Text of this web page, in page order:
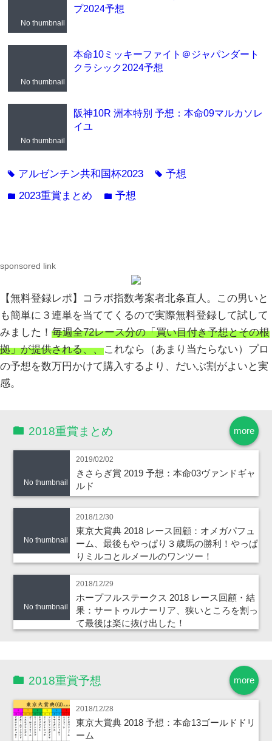
No thumbnail
プ2024予想
No thumbnail
本命10ミッキーファイト＠ジャパンダート
クラシック2024予想
No thumbnail
阪神10R 洲本特別 予想：本命09マルカソレ
イユ
tag アルゼンチン共和国杯2023 tag予想
folder 2023重賞まとめ folder予想
sponsored link
【無料登録レポ】コラボ指数考案者北条直人。この男いと
も簡単に３連単を当ててくるので実際無料登録して試して
みました！ 毎週全72レース分の「買い目付き予想とその根
拠」が提供される、、これなら（あまり当たらない）プロ
の予想を数万円かけて購入するより、だいぶ割がよいと実
感。
more
2018重賞まとめ
No thumbnail
2019/02/02
きさらぎ賞 2019 予想：本命03ヴァンドギャ
ルド
No thumbnail
2018/12/30
東京大賞典 2018 レース回顧：オメガパフュ
ーム、最後もやっぱり３歳馬の勝利！やっぱ
りミルコとルメールのワンツー！
No thumbnail
2018/12/29
ホープフルステークス 2018 レース回顧・結
果：サートゥルナーリア、狭いところを割っ
て最後は楽に抜け出した！
more
2018重賞予想
2018/12/28
東京大賞典 2018 予想：本命13ゴールドドリ
ーム